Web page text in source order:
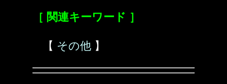
［ 関連キーワード ］
【 その他 】